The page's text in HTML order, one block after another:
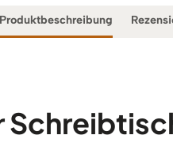
Produktbeschreibung